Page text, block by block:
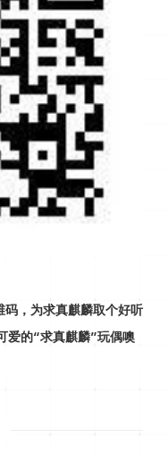
码，为求真麒麟取个好听
爱的“求真麒麟”玩偶噢